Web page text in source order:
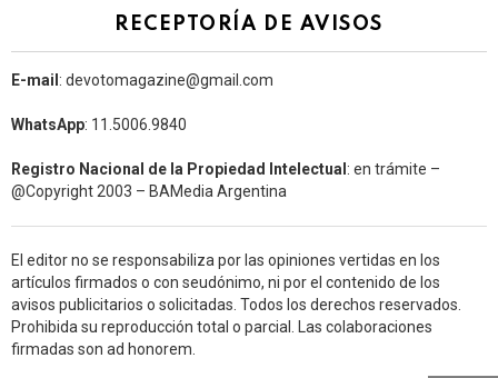
RECEPTORÍA DE AVISOS
E-mail : devotomagazine@gmail.com
WhatsApp: 11.5006.9840
Registro Nacional de la Propiedad Intelectual : en trámite –
@Copyright 2003 – BAMedia Argentina
El editor no se responsabiliza por las opiniones vertidas en los
artículos firmados o con seudónimo, ni por el contenido de los
avisos publicitarios o solicitadas. Todos los derechos reservados.
Prohibida su reproducción total o parcial. Las colaboraciones
firmadas son ad honorem.